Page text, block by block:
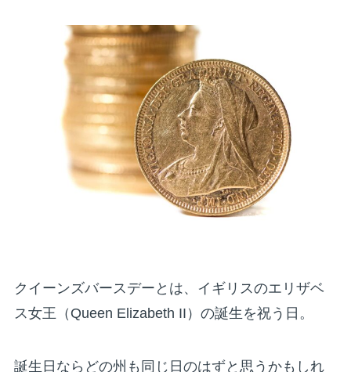
クイーンズバースデーとは、イギリスのエリザベ
ス女王（Queen Elizabeth II）の誕生を祝う日。
誕生日ならどの州も同じ日のはずと思うかもしれ